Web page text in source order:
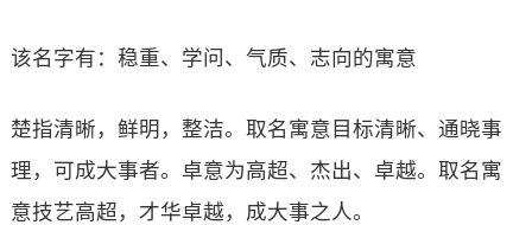
该名字有：稳重、学问、气质、志向的寓意
楚指清晰，鲜明，整洁。取名寓意目标清晰、通晓事
理，可成大事者。卓意为高超、杰出、卓越。取名寓
意技艺高超，才华卓越，成大事之人。